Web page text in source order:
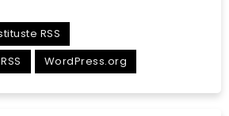
RSS
WordPress.org